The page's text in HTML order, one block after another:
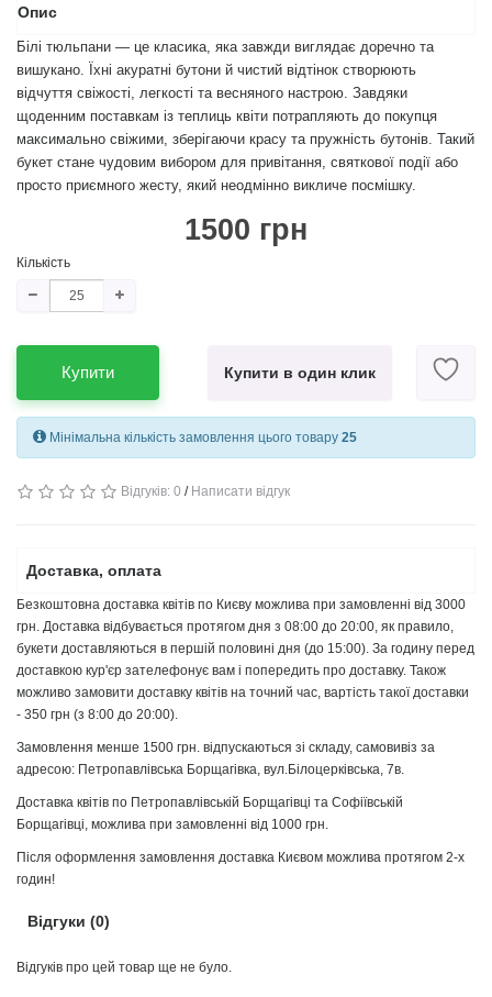
Опис
Білі тюльпани — це класика, яка завжди виглядає доречно та
вишукано. Їхні акуратні бутони й чистий відтінок створюють
відчуття свіжості, легкості та весняного настрою. Завдяки
щоденним поставкам із теплиць квіти потрапляють до покупця
максимально свіжими, зберігаючи красу та пружність бутонів. Такий
букет стане чудовим вибором для привітання, святкової події або
просто приємного жесту, який неодмінно викличе посмішку.
1500 грн
Кількість
Купити Купити в один клик
Мінімальна кількість замовлення цього товару 25
Відгуків: 0 / Написати відгук
Доставка, оплата
Безкоштовна доставка квітів по Києву можлива при замовленні від 3000
грн. Доставка відбувається протягом дня з 08:00 до 20:00, як правило,
букети доставляються в першій половині дня (до 15:00). За годину перед
доставкою кур'єр зателефонує вам і попередить про доставку. Також
можливо замовити доставку квітів на точний час, вартість такої доставки
- 350 грн (з 8:00 до 20:00).
Замовлення менше 1500 грн. відпускаються зі складу, самовивіз за
адресою: Петропавлівська Борщагівка, вул.Білоцерківська, 7в.
Доставка квітів по Петропавлівській Борщагівці та Софіївській
Борщагівці, можлива при замовленні від 1000 грн.
Після оформлення замовлення доставка Києвом можлива протягом 2-х
годин!
Відгуки (0)
Відгуків про цей товар ще не було.